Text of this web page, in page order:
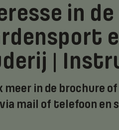
in
|
meer in de brochure
mail of telefoon en